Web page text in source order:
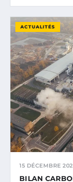
ACTUALITÉS
15 DÉCEMBRE
BILAN